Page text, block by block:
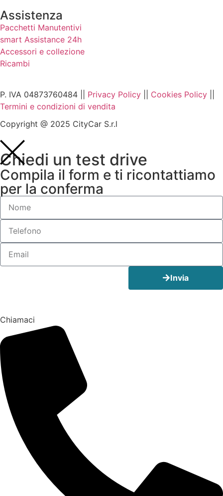
Assistenza
Pacchetti Manutentivi
smart Assistance 24h
Accessori e collezione
Ricambi
P. IVA 04873760484 || Privacy Policy Cookies Policy
Termini e condizioni di vendita
Copyright @ 2025 CityCar S.r.l
Chiedi un test drive
Compila il form e ti ricontattiamo
per la conferma
Invia
Chiamaci